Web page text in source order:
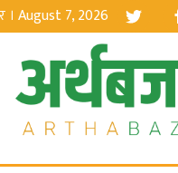
। August 7, 2026